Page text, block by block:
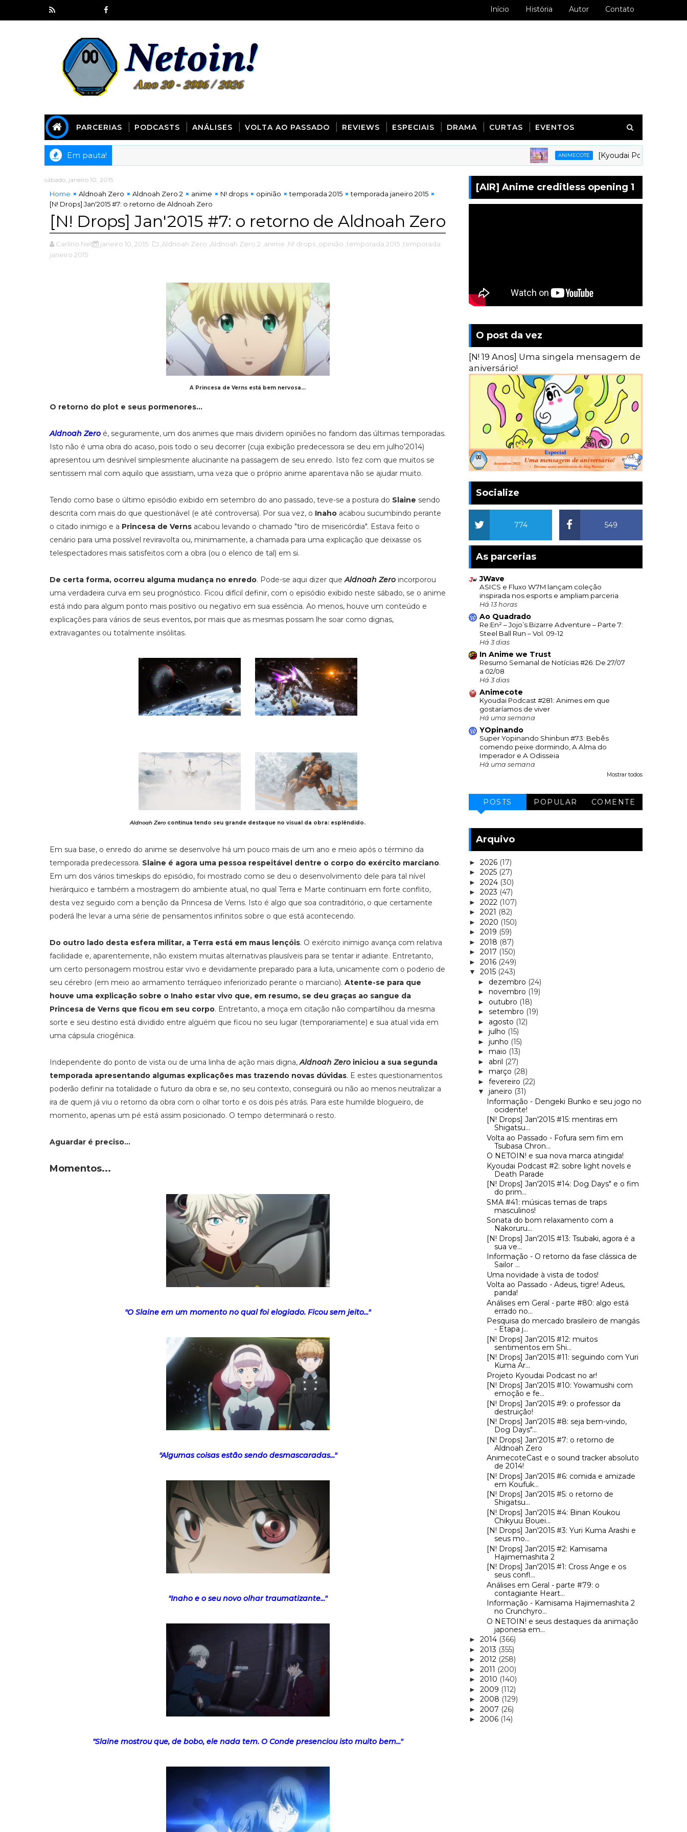
Início História Autor Contato
PARCERIAS PODCASTS ANÁLISES VOLTA AO PASSADO REVIEWS ESPECIAIS DRAMA CURTAS EVENTOS
Em pauta! ANIMECOTE [Kyoudai Podcast 281] Animes
sábado, janeiro 10, 2015
Home Aldnoah Zero Aldnoah Zero 2 anime N! drops opinião temporada 2015
temporada janeiro 2015
[N! Drops] Jan'2015 #7: o retorno de Aldnoah Zero
[N! Drops] Jan'2015 #7: o retorno de Aldnoah Zero
Carlírio Neto janeiro 10, 2015 ,Aldnoah Zero ,Aldnoah Zero 2 ,anime ,N! drops ,opinião ,temporada 2015 ,temporada
janeiro 2015
A Princesa de Verns está bem nervosa...
O retorno do plot e seus pormenores...
Aldnoah Zero é, seguramente, um dos animes que mais dividem opiniões no fandom das últimas temporadas.
Isto não é uma obra do acaso, pois todo o seu decorrer (cuja exibição predecessora se deu em julho'2014)
apresentou um desnível simplesmente alucinante na passagem de seu enredo. Isto fez com que muitos se
sentissem mal com aquilo que assistiam, uma veza que o próprio anime aparentava não se ajudar muito.
Tendo como base o último episódio exibido em setembro do ano passado, teve-se a postura do Slaine sendo
descrita com mais do que questionável (e até controversa). Por sua vez, o Inaho acabou sucumbindo perante
o citado inimigo e a Princesa de Verns acabou levando o chamado "tiro de misericórdia". Estava feito o
cenário para uma possível reviravolta ou, minimamente, a chamada para uma explicação que deixasse os
telespectadores mais satisfeitos com a obra (ou o elenco de tal) em si.
De certa forma, ocorreu alguma mudança no enredo. Pode-se aqui dizer queAldnoah Zero incorporou
uma verdadeira curva em seu prognóstico. Ficou difícil definir, com o episódio exibido neste sábado, se o anime
está indo para algum ponto mais positivo ou negativo em sua essência. Ao menos, houve um conteúdo e
explicações para vários de seus eventos, por mais que as mesmas possam lhe soar como dignas,
extravagantes ou totalmente insólitas.
Aldnoah Zerocontinua tendo seu grande destaque no visual da obra: esplêndido.
Em sua base, o enredo do anime se desenvolve há um pouco mais de um ano e meio após o término da
temporada predecessora. Slaine é agora uma pessoa respeitável dentre o corpo do exército marciano.
Em um dos vários timeskips do episódio, foi mostrado como se deu o desenvolvimento dele para tal nível
hierárquico e também a mostragem do ambiente atual, no qual Terra e Marte continuam em forte conflito,
desta vez seguido com a benção da Princesa de Verns. Isto é algo que soa contraditório, o que certamente
poderá lhe levar a uma série de pensamentos infinitos sobre o que está acontecendo.
Do outro lado desta esfera militar, a Terra está em maus lençóis. O exército inimigo avança com relativa
facilidade e, aparentemente, não existem muitas alternativas plausíveis para se tentar ir adiante. Entretanto,
um certo personagem mostrou estar vivo e devidamente preparado para a luta, unicamente com o poderio de
seu cérebro (em meio ao armamento terráqueo inferiorizado perante o marciano). Atente-se para que
houve uma explicação sobre o Inaho estar vivo que, em resumo, se deu graças ao sangue da
Princesa de Verns que ficou em seu corpo. Entretanto, a moça em citação não compartilhou da mesma
sorte e seu destino está dividido entre alguém que ficou no seu lugar (temporariamente) e sua atual vida em
uma cápsula criogênica.
Independente do ponto de vista ou de uma linha de ação mais digna,Aldnoah Zero iniciou a sua segunda
temporada apresentando algumas explicações mas trazendo novas dúvidas. E estes questionamentos
poderão definir na totalidade o futuro da obra e se, no seu contexto, conseguirá ou não ao menos neutralizar a
ira de quem já viu o retorno da obra com o olhar torto e os dois pés atrás. Para este humilde blogueiro, de
momento, apenas um pé está assim posicionado. O tempo determinará o resto.
Aguardar é preciso...
Momentos...
"O Slaine em um momento no qual foi elogiado. Ficou sem jeito..."
"Algumas coisas estão sendo desmascaradas..."
"Inaho e o seu novo olhar traumatizante..."
"Slaine mostrou que, de bobo, ele nada tem. O Conde presenciou isto muito bem..."
[AIR] Anime creditless opening 1
O post da vez
[N! 19 Anos] Uma singela mensagem de
aniversário!
Socialize
549
774
As parcerias
JWave
ASICS e Fluxo W7M lançam coleção
inspirada nos esports e ampliam parceria
Há 13 horas
Ao Quadrado
Re:En² – Jojo’s Bizarre Adventure – Parte 7:
Steel Ball Run – Vol. 09-12
Há 3 dias
In Anime we Trust
Resumo Semanal de Notícias #26: De 27/07
a 02/08
Há 3 dias
Animecote
Kyoudai Podcast #281: Animes em que
gostaríamos de viver
Há uma semana
YOpinando
Super Yopinando Shinbun #73: Bebês
comendo peixe dormindo, A Alma do
Imperador e A Odisseia
Há uma semana
Mostrar todos
POSTS POPULAR COMENTE
Arquivo
► 2026 (17)
► 2025 (27)
► 2024 (30)
► 2023 (47)
► 2022 (107)
► 2021 (82)
► 2020 (150)
► 2019 (59)
► 2018 (87)
► 2017 (150)
► 2016 (249)
▼ 2015 (243)
► dezembro (24)
► novembro (19)
► outubro (18)
► setembro (19)
► agosto (12)
► julho (15)
► junho (15)
► maio (13)
► abril (27)
► março (28)
► fevereiro (22)
▼ janeiro (31)
Informação - Dengeki Bunko e seu jogo no
ocidente!
[N! Drops] Jan'2015 #15: mentiras em
Shigatsu...
Volta ao Passado - Fofura sem fim em
Tsubasa Chron...
O NETOIN! e sua nova marca atingida!
Kyoudai Podcast #2: sobre light novels e
Death Parade
[N! Drops] Jan'2015 #14: Dog Days" e o fim
do prim...
SMA #41: músicas temas de traps
masculinos!
Sonata do bom relaxamento com a
Nakoruru...
[N! Drops] Jan'2015 #13: Tsubaki, agora é a
sua ve...
Informação - O retorno da fase clássica de
Sailor ...
Uma novidade à vista de todos!
Volta ao Passado - Adeus, tigre! Adeus,
panda!
Análises em Geral - parte #80: algo está
errado no...
Pesquisa do mercado brasileiro de mangás
- Etapa j...
[N! Drops] Jan'2015 #12: muitos
sentimentos em Shi...
[N! Drops] Jan'2015 #11: seguindo com Yuri
Kuma Ar...
Projeto Kyoudai Podcast no ar!
[N! Drops] Jan'2015 #10: Yowamushi com
emoção e fe...
[N! Drops] Jan'2015 #9: o professor da
destruição!
[N! Drops] Jan'2015 #8: seja bem-vindo,
Dog Days"...
[N! Drops] Jan'2015 #7: o retorno de
Aldnoah Zero
AnimecoteCast e o sound tracker absoluto
de 2014!
[N! Drops] Jan'2015 #6: comida e amizade
em Koufuk...
[N! Drops] Jan'2015 #5: o retorno de
Shigatsu...
[N! Drops] Jan'2015 #4: Binan Koukou
Chikyuu Bouei...
[N! Drops] Jan'2015 #3: Yuri Kuma Arashi e
seus mo...
[N! Drops] Jan'2015 #2: Kamisama
Hajimemashita 2
[N! Drops] Jan'2015 #1: Cross Ange e os
seus confl...
Análises em Geral - parte #79: o
contagiante Heart...
Informação - Kamisama Hajimemashita 2
no Crunchyro...
O NETOIN! e seus destaques da animação
japonesa em...
► 2014 (366)
► 2013 (355)
► 2012 (258)
► 2011 (200)
► 2010 (140)
► 2009 (112)
► 2008 (129)
► 2007 (26)
► 2006 (14)